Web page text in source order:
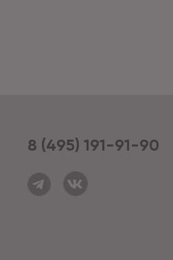
8 (495) 191-91-90